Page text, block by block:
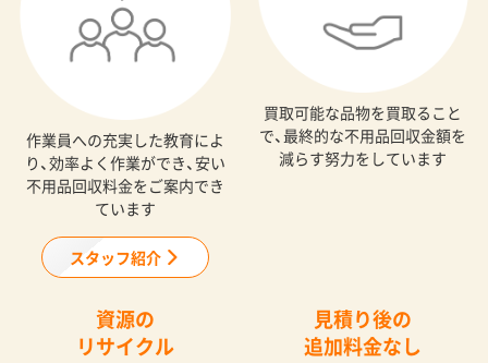
作業員への充実した教育によ
り、効率よく作業ができ、安い
不用品回収料金をご案内でき
ています
スタッフ紹介
買取可能な品物を買取ること
で、最終的な不用品回収金額を
減らす努力をしています
資源の
リサイクル
見積り後の
追加料金なし